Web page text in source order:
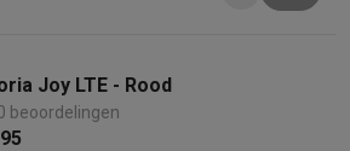
Joy LTE - Rood
beoordelingen